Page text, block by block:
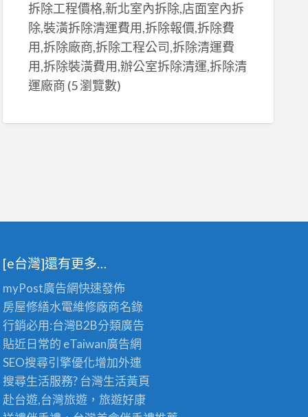
拆除工程價格,新北室內拆除,店面室內拆
除,裝潢拆除清運費用,拆除報價,拆除費
用,拆除廠商,拆除工程公司,拆除清運費
用,拆除裝潢費用,辦公室拆除清運,拆除清
運廠商 (5 瀏覽數)
[e台灣]還有更多…
myPost廣告網快速發佈
房屋修繕水電維修廠商名錄
行銷必用:台灣B2B分類廣告
貼近日常的 eTaiwan廣告網
SEO搜尋引擎優化增加外連
搜尋生活服務? 台灣生活黃頁
赴台遊,台灣旅遊 ，旅遊好康